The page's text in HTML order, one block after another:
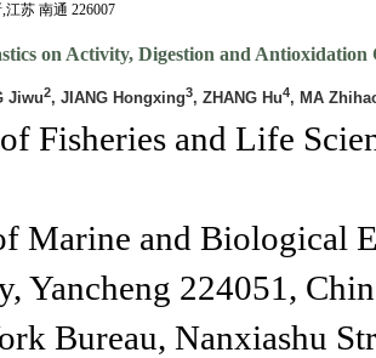
苏 南通 226007
on Activity, Digestion and
Jiwu2, JIANG Hongxing3, ZHANG Hu4, MA
Fisheries and Life
Marine and Biological
Yancheng 224051,
Bureau, Nanxiashu